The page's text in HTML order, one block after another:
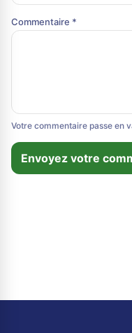
Commentaire *
Votre commentaire passe en
Envoyez votre